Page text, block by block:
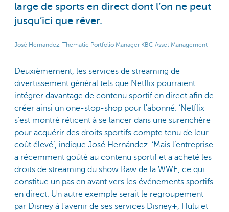
large de sports en direct dont l’on ne peut
jusqu’ici que rêver.
José Hernandez, Thematic Portfolio Manager KBC Asset Management
Deuxièmement, les services de streaming de
divertissement général tels que Netflix pourraient
intégrer davantage de contenu sportif en direct afin de
créer ainsi un one-stop-shop pour l'abonné. ‘Netflix
s’est montré réticent à se lancer dans une surenchère
pour acquérir des droits sportifs compte tenu de leur
coût élevé’, indique José Hernández. ‘Mais l’entreprise
a récemment goûté au contenu sportif et a acheté les
droits de streaming du show Raw de la WWE, ce qui
constitue un pas en avant vers les événements sportifs
en direct. Un autre exemple serait le regroupement
par Disney à l'avenir de ses services Disney+, Hulu et